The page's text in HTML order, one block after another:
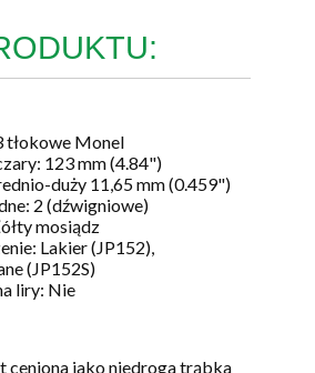
tłokowe Monel
123 mm (4.84")
duży 11,65 mm (0.459")
2 (dźwigniowe)
mosiądz
Lakier (JP152),
(JP152S)
liry: Nie
ceniona jako niedroga trąbka